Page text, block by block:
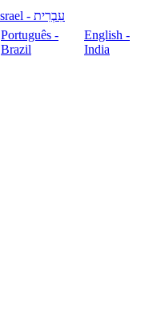
עִבְרִית - Israel
Português -
Brazil
English -
India